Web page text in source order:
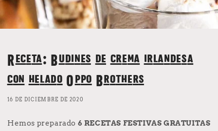
Receta: Budines de crema irlandesa
con helado Oppo Brothers
16 DE DICIEMBRE DE 2020
Hemos preparado 6 RECETAS FESTIVAS GRATUITAS